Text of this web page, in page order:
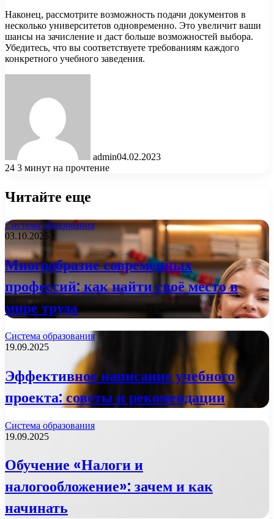
Наконец, рассмотрите возможность подачи документов в
несколько университетов одновременно. Это увеличит ваши
шансы на зачисление и даст больше возможностей выбора.
Убедитесь, что вы соответствуете требованиям каждого
конкретного учебного заведения.
admin04.02.2023
24 3 минут на прочтение
Читайте еще
Система образования
03.10.2025
Многообразие современных
профессий: как найти своё место в
мире труда
Система образования
19.09.2025
Эффективное написание учебного
проекта: советы и рекомендации
Система образования
19.09.2025
Обучение «Налоги и
налогообложение»: зачем и как
начинать